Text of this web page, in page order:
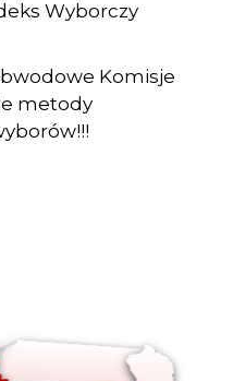
Wyborczy
Komisje
metody